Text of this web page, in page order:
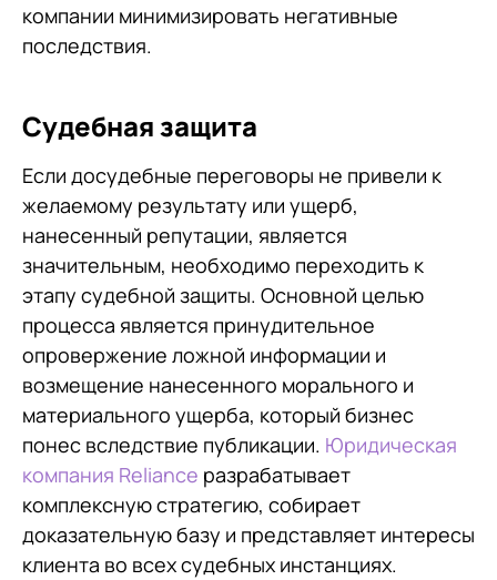
компании минимизировать негативные
последствия.
Судебная защита
Если досудебные переговоры не привели к
желаемому результату или ущерб,
нанесенный репутации, является
значительным, необходимо переходить к
этапу судебной защиты. Основной целью
процесса является принудительное
опровержение ложной информации и
возмещение нанесенного морального и
материального ущерба, который бизнес
понес вследствие публикации. Юридическая
компания Reliance разрабатывает
комплексную стратегию, собирает
доказательную базу и представляет интересы
клиента во всех судебных инстанциях.